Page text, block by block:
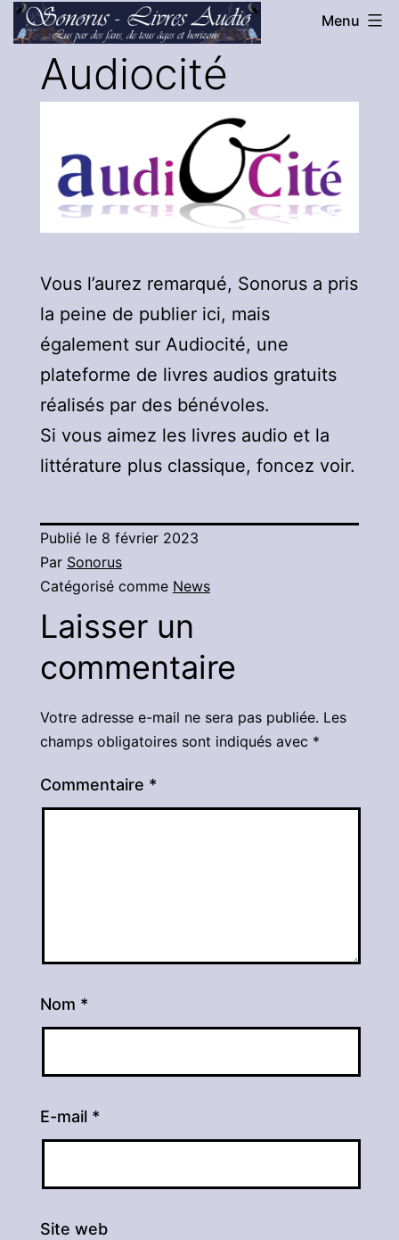
Aller
au
contenu
Sonorus
Menu
Audiocité
Vous l’aurez remarqué, Sonorus a pris
la peine de publier ici, mais
également sur Audiocité, une
plateforme de livres audios gratuits
réalisés par des bénévoles.
Si vous aimez les livres audio et la
littérature plus classique, foncez voir.
Publié le 8 février 2023
Par Sonorus
Catégorisé comme News
Laisser un
commentaire
Votre adresse e-mail ne sera pas publiée. Les
champs obligatoires sont indiqués avec *
Commentaire *
Nom *
E-mail *
Site web